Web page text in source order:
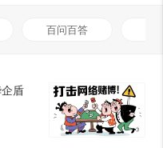
百问百答
盾